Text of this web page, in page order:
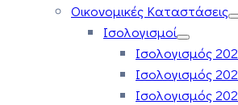
Οικονομικές Καταστάσεις
Ισολογισμοί
Ισολογισμός
Ισολογισμός
Ισολογισμός